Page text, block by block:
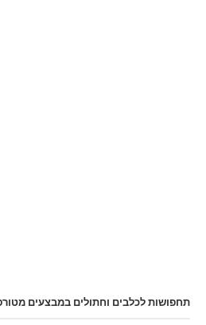
תחפושות לכלבים וחתולים במבצעים